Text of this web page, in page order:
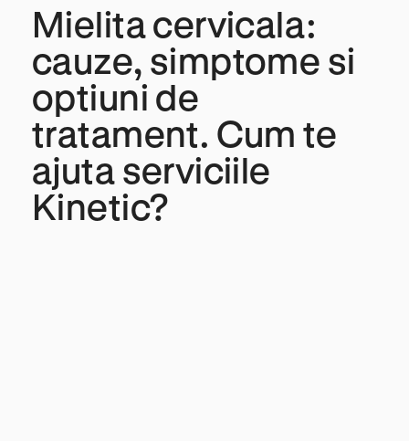
Mielita cervicala:
cauze, simptome si
optiuni de
tratament. Cum te
ajuta serviciile
Kinetic?